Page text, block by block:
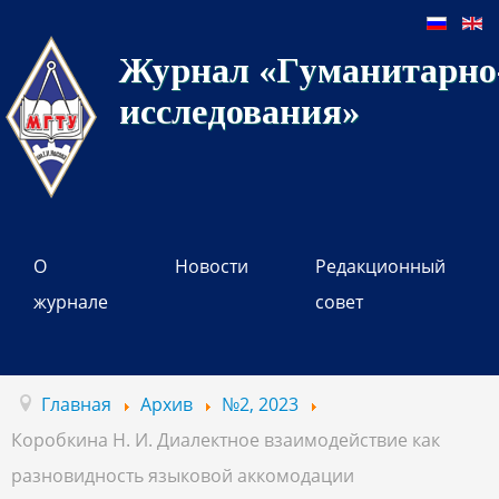
Журнал
исследования»
О
журнале
Новости
Редакционный
совет
Главная Архив
№2, 2023
Коробкина Н. И. Диалектное взаимодействие как
разновидность языковой аккомодации